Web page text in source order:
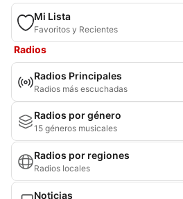
Mi Lista
Favoritos y Recientes
Radios
Radios Principales
Radios más escuchadas
Radios por género
15 géneros musicales
Radios por regiones
Radios locales
Noticias